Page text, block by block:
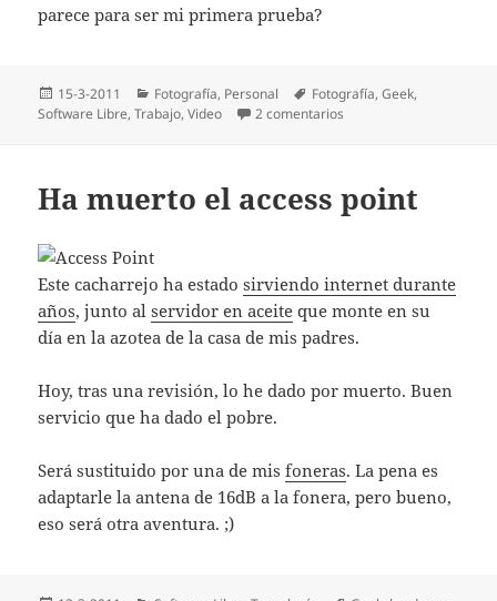
parece para ser mi primera prueba?
Publicado
el
15-3-2011 Categorías
Fotografí­a, Personal Etiquetas
Fotografí­a,Geek,
Software Libre,Trabajo,Video 2 comentarios
Ha muerto el access point
Este cacharrejo ha estadosirviendo internet durante
años, junto alservidor en aceite que monte en su
día en la azotea de la casa de mis padres.
Hoy, tras una revisión, lo he dado por muerto. Buen
servicio que ha dado el pobre.
Será sustituido por una de misfoneras. La pena es
adaptarle la antena de 16dB a la fonera, pero bueno,
eso será otra aventura. ;)